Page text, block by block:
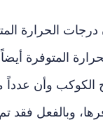
الحرارة
المتوفرة
وأن عدداً
وبالفعل فقد تم